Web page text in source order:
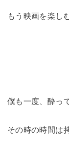
もう映画を楽し
僕も一度、酔っ
その時の時間は